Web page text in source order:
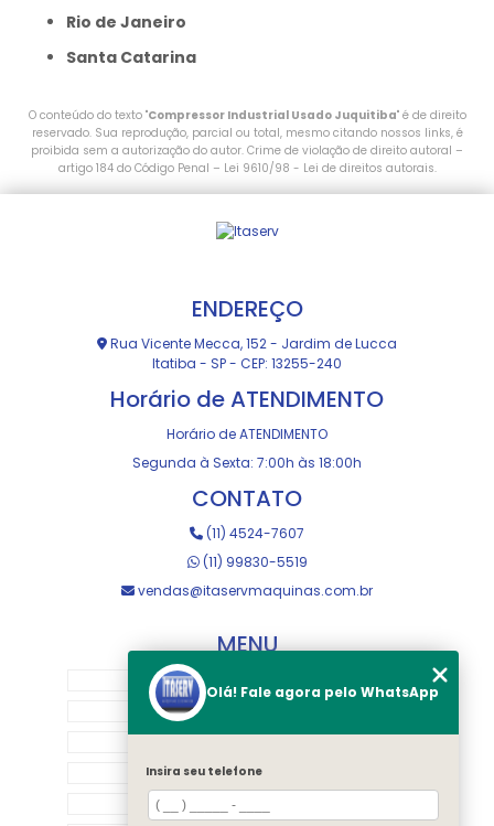
Rio de Janeiro
Santa Catarina
O conteúdo do texto "Compressor Industrial Usado Juquitiba" é de direito
reservado. Sua reprodução, parcial ou total, mesmo citando nossos links, é
proibida sem a autorização do autor. Crime de violação de direito autoral –
artigo 184 do Código Penal – Lei 9610/98 - Lei de direitos autorais.
ENDEREÇO
Rua Vicente Mecca, 152 - Jardim de Lucca
Itatiba - SP - CEP: 13255-240
Horário de ATENDIMENTO
Horário de ATENDIMENTO
Segunda à Sexta: 7:00h às 18:00h
CONTATO
(11) 4524-7607
(11) 99830-5519
vendas@itaservmaquinas.com.br
MENU
MANUTENÇÃO E USINAGEM
LOJA
EQUIPAMENTOS
Olá! Fale agora pelo WhatsApp
Insira seu telefone